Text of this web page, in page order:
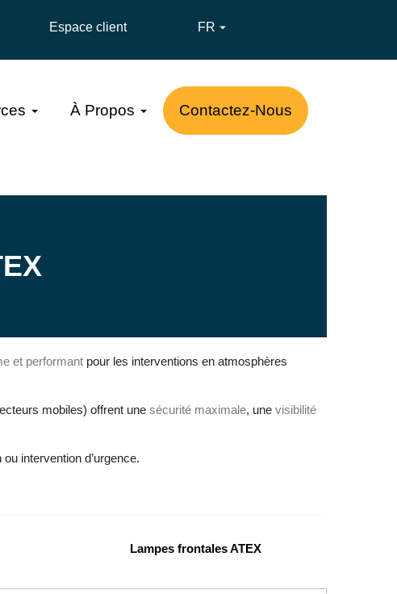
Espace client FR 
À Propos Contactez-Nous
et performant pour les interventions en atmosphères
mobiles) offrent une sécurité maximale, une visibilité
intervention d’urgence.
Lampes frontales ATEX